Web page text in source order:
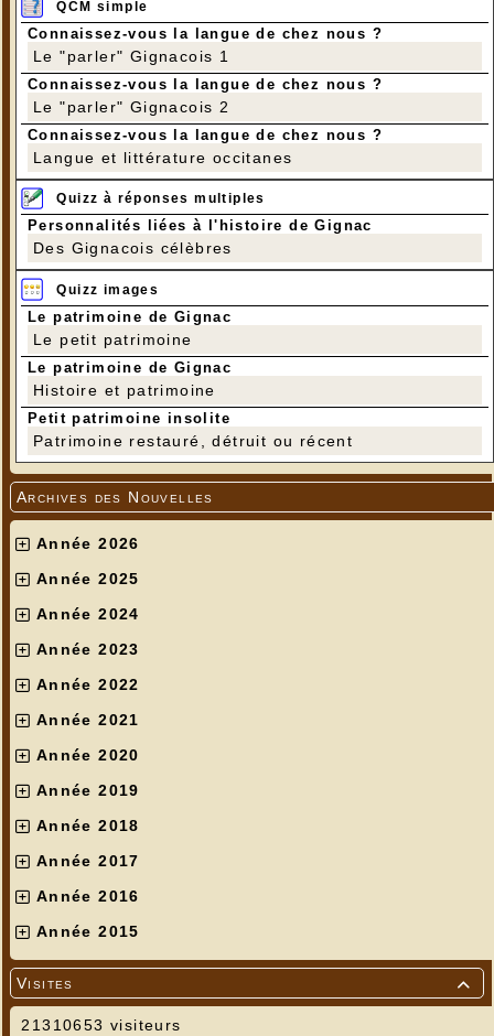
QCM simple
Connaissez-vous la langue de chez nous ?
Le "parler" Gignacois 1
Connaissez-vous la langue de chez nous ?
Le "parler" Gignacois 2
Connaissez-vous la langue de chez nous ?
Langue et littérature occitanes
Quizz à réponses multiples
Personnalités liées à l'histoire de Gignac
Des Gignacois célèbres
Quizz images
Le patrimoine de Gignac
Le petit patrimoine
Le patrimoine de Gignac
Histoire et patrimoine
Petit patrimoine insolite
Patrimoine restauré, détruit ou récent
Archives des Nouvelles
Année 2026
Année 2025
Année 2024
Année 2023
Année 2022
Année 2021
Année 2020
Année 2019
Année 2018
Année 2017
Année 2016
Année 2015

Visites
21310653 visiteurs